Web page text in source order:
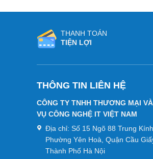
THANH TOÁN
TIỆN LỢI
THÔNG TIN LIÊN HỆ
CÔNG TY TNHH THƯƠNG MẠI
VỤ CÔNG NGHỆ IT VIỆT NAM
Địa chỉ: Số 15 Ngõ 88 Trung Kính,
Phường Yên Hoà, Quận Cầu
Thành Phố Hà Nội